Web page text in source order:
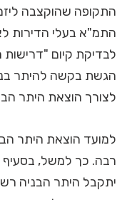
התקופה שהוקצבה
התמ"א בעלי הדירות
לבדיקת קיום
הגשת בקשה להיתר
לצורך הוצאת היתר
למועד הוצאת היתר
יתקבל היתר הבניה